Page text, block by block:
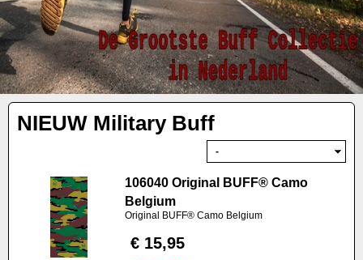
NIEUW Military Buff
106040 Original BUFF® Camo
Belgium
Original BUFF® Camo Belgium
€ 15,95